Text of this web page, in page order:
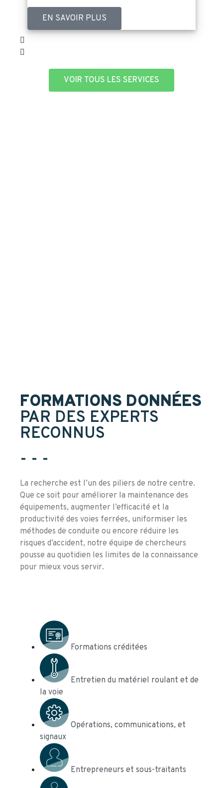
EN SAVOIR PLUS
VOIR TOUS LES SERVICES
FORMATIONS DONNÉES
PAR DES EXPERTS
RECONNUS
- - -
La recherche est l’un des piliers de notre centre.
Que ce soit pour améliorer la maintenance des
équipements, augmenter l’efficacité et la
productivité des voies ferrées, uniformiser les
méthodes de conduite ou encore réduire les
risques d’accident, notre équipe de chercheurs
pousse au quotidien les limites de la connaissance
pour mieux vous servir.
Formations créditées
Entretien du matériel roulant et de
la voie
Opérations, communications, et
signaux
Entrepreneurs et sous-traitants